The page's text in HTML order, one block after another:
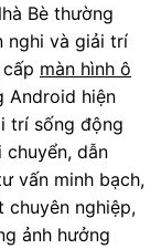
Bè thường
nghi và giải trí
màn hình ô
Android hiện
trí sống động
dẫn
vấn minh bạch,
chuyên nghiệp,
ảnh hưởng